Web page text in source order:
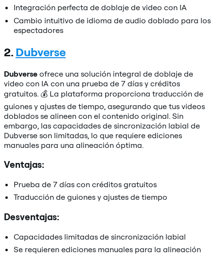
Integración perfecta de doblaje de video con IA
Cambio intuitivo de idioma de audio doblado para los
espectadores
2. Dubverse
Dubverse ofrece una solución integral de doblaje de
video con IA con una prueba de 7 días y créditos
gratuitos. 💰 La plataforma proporciona traducción de
guiones y ajustes de tiempo, asegurando que tus videos
doblados se alineen con el contenido original. Sin
embargo, las capacidades de sincronización labial de
Dubverse son limitadas, lo que requiere ediciones
manuales para una alineación óptima.
Ventajas:
Prueba de 7 días con créditos gratuitos
Traducción de guiones y ajustes de tiempo
Desventajas:
Capacidades limitadas de sincronización labial
Se requieren ediciones manuales para la alineación